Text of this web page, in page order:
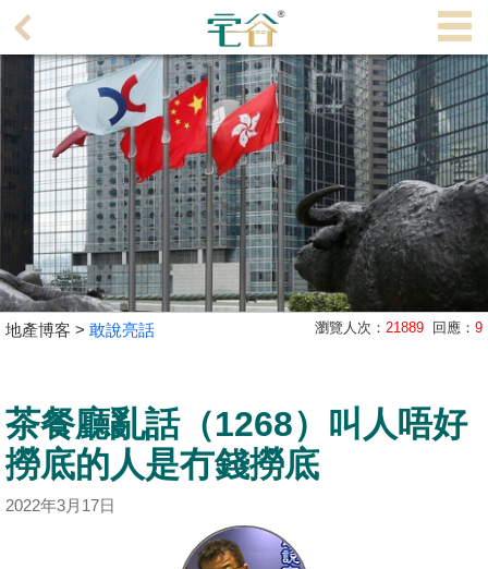
理
主
頁
搵
樓/
成
交
業
主
宅
谷
按
地產博客 > 敢說亮話 瀏覽人次： 21889 回應： 9
茶餐廳亂話（1268）叫人唔好
撈底的人是冇錢撈底
2022年3月17日